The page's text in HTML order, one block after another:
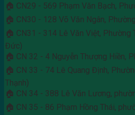
🏠 CN29 - 569 Phạm Văn Bạch,
🏠 CN30 - 128 Võ Văn Ngân,
🏠 CN31 - 314 Lê Văn Việt, Phường
Đức)
🏠 CN 32 - 4 Nguyễn Thượng Hiền,
🏠 CN 33 - 74 Lê Quang Định,
Thạnh)
🏠 CN 34 - 388 Lê Văn Lương,
🏠 CN 35 - 86 Phạm Hồng Thái,